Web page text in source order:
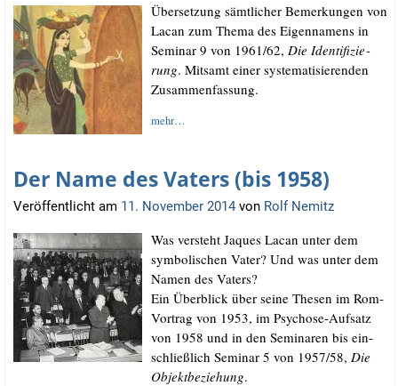
Über­set­zung sämt­li­cher Bemer­kun­gen von
Lacan zum The­ma des Eigen­na­mens in
Semi­nar 9 von 1961/​62, Die Iden­ti­fi­zie­
rung. Mit­samt einer sys­te­ma­ti­sie­ren­den
Zusammenfassung.
mehr…
Der Name des Vaters (bis 1958)
Veröffentlicht am 11. November 2014 von Rolf Nemitz
Was ver­steht Jaques Lacan unter dem
sym­bo­li­schen Vater? Und was unter dem
Namen des Vaters?
Ein Über­blick über sei­ne The­sen im Rom-
Vor­trag von 1953, im Psy­cho­se-Auf­satz
von 1958 und in den Semi­na­ren bis ein­
schließ­lich Semi­nar 5 von 1957/​58, Die
Objekt­be­zie­hung.